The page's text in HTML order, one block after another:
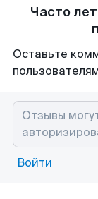
Часто
Оставьте
Войти